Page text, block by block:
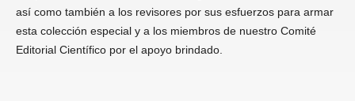
así como también a los revisores por sus esfuerzos para armar
esta colección especial y a los miembros de nuestro Comité
Editorial Científico por el apoyo brindado.